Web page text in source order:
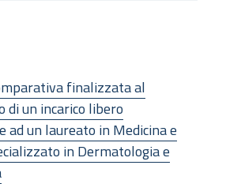
finalizzata al
di un incarico libero
ad un laureato in Medicina e
in Dermatologia e